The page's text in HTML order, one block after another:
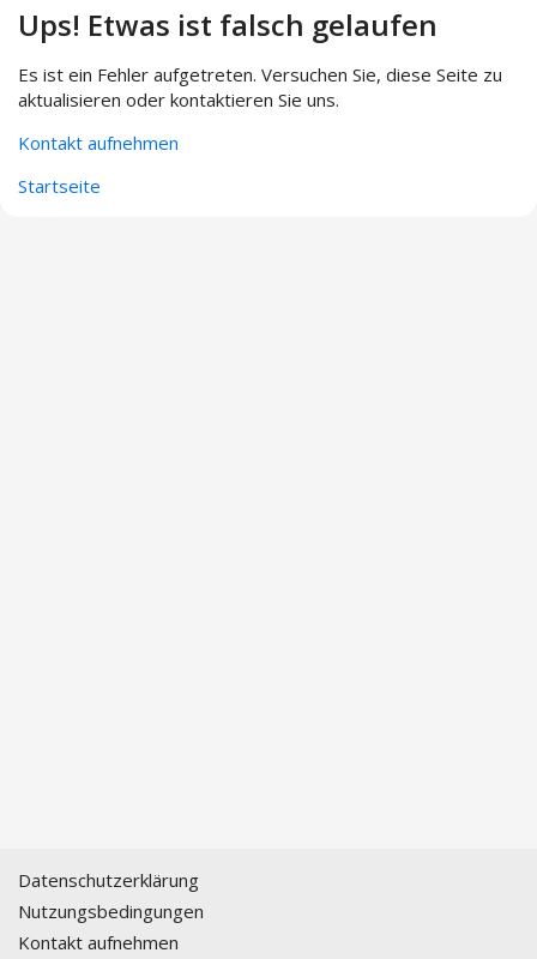
Ups! Etwas ist falsch gelaufen
Es ist ein Fehler aufgetreten. Versuchen Sie, diese Seite zu
aktualisieren oder kontaktieren Sie uns.
Kontakt aufnehmen
Startseite
Datenschutzerklärung
Nutzungsbedingungen
Kontakt aufnehmen